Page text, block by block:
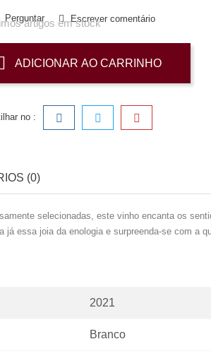
Perguntar Escrever comentário
artigos em stock
ADICIONAR AO CARRINHO
no :
(0)
selecionadas, este vinho encanta os
essa joia da enologia e surpreenda-se com a
2021
Branco